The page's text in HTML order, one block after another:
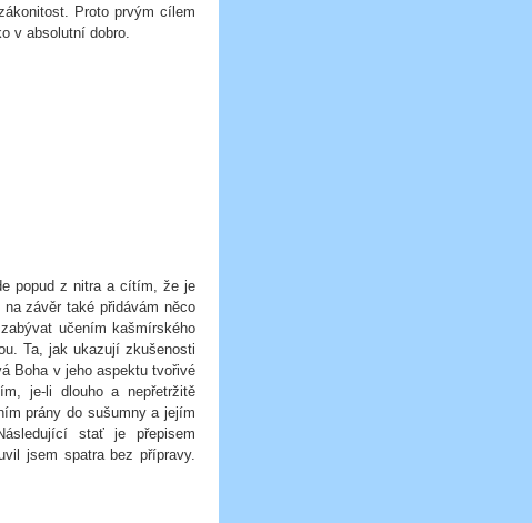
Proto prvým cílem
v absolutní dobro.
popud z nitra a cítím, že je
závěr také přidávám něco
učením kašmírského
Ta, jak ukazují zkušenosti
Boha v jeho aspektu tvořivé
je-li dlouho a nepřetržitě
prány do sušumny a jejím
stať je přepisem
jsem spatra bez přípravy.